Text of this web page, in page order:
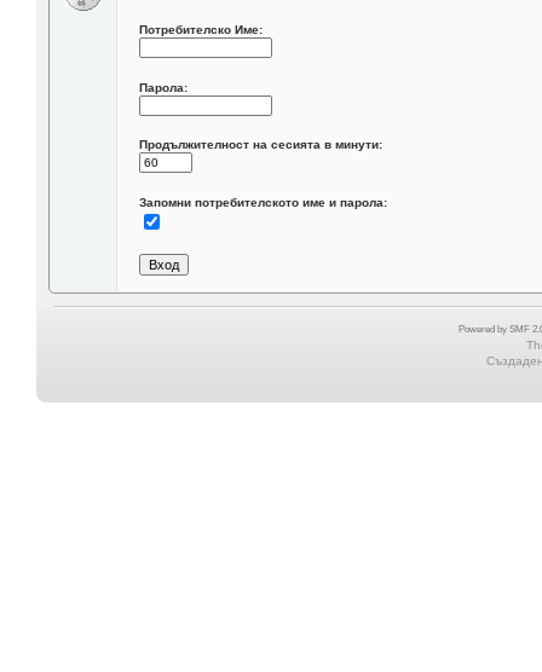
Потребителско Име:
Парола:
Продължителност на сесията в минути:
Запомни потребителското име и парола:
Powered by SMF